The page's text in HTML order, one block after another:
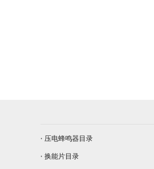
压电蜂鸣器目录
换能片目录